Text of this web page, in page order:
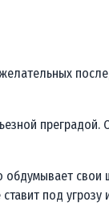
под угрозу